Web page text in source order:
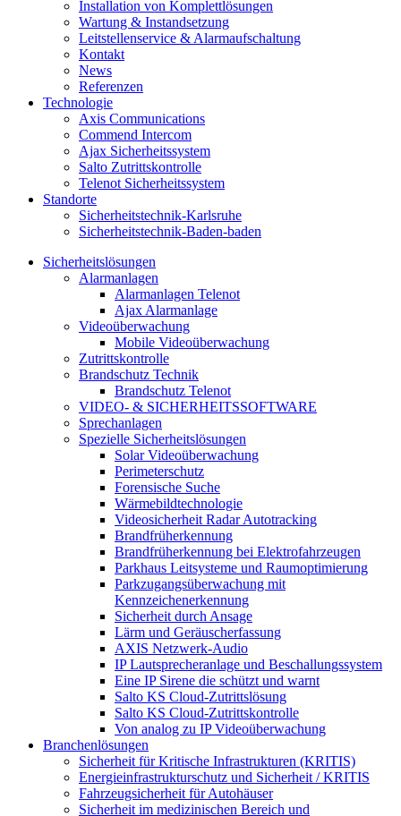
Installation von Komplettlösungen
Wartung & Instandsetzung
Leitstellenservice & Alarmaufschaltung
Kontakt
News
Referenzen
Technologie
Axis Communications
Commend Intercom
Ajax Sicherheitssystem​
Salto Zutrittskontrolle
Telenot Sicherheitssystem
Standorte
Sicherheitstechnik-Karlsruhe
Sicherheitstechnik-Baden-baden
Sicherheitslösungen
Alarmanlagen
Alarmanlagen Telenot
Ajax Alarmanlage
Videoüberwachung
Mobile Videoüberwachung
Zutrittskontrolle
Brandschutz Technik
Brandschutz Telenot
VIDEO- & SICHERHEITSSOFTWARE
Sprechanlagen
Spezielle Sicherheitslösungen
Solar Videoüberwachung
Perimeterschutz
Forensische Suche
Wärmebildtechnologie
Videosicherheit Radar Autotracking​
Brandfrüherkennung
Brandfrüherkennung bei Elektrofahrzeugen
Parkhaus Leitsysteme und Raumoptimierung
Parkzugangsüberwachung mit
Kennzeichenerkennung
Sicherheit durch Ansage
Lärm und Geräuscherfassung
AXIS Netzwerk-Audio
IP Lautsprecheranlage und Beschallungssystem
Eine IP Sirene die schützt und warnt
Salto KS Cloud-Zutrittslösung
Salto KS Cloud-Zutrittskontrolle
Von analog zu IP Videoüberwachung
Branchenlösungen
Sicherheit für Kritische Infrastrukturen (KRITIS)
Energieinfrastrukturschutz und Sicherheit / KRITIS
Fahrzeugsicherheit für Autohäuser
Sicherheit im medizinischen Bereich und